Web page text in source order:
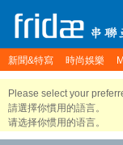
新聞&特寫 時尚娛樂
Please select your
請選擇你慣用的語言。
请选择你惯用的语言。